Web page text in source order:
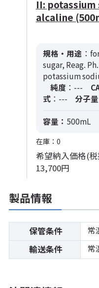
II:
alcaline
規格・用途 ：
sugar, Reag.
potassium
純度 ：---
式：--- 分子量
容量： 500mL
在庫：0
希望納入価格(
13,700円
製品情報
保管条件 常
輸送条件 常